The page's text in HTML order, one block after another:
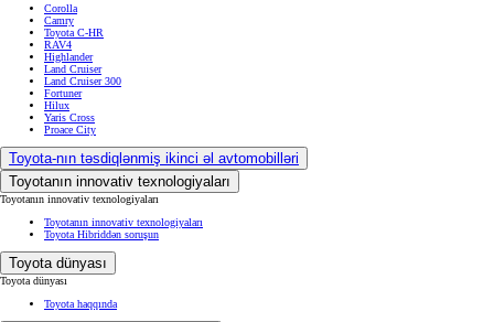
Corolla
Camry
Toyota C-HR
RAV4
Highlander
Land Cruiser
Land Cruiser 300
Fortuner
Hilux
Yaris Cross
Proace City
Toyota-nın təsdiqlənmiş ikinci əl avtomobilləri
Toyotanın innovativ texnologiyaları
Toyotanın innovativ texnologiyaları
Toyotanın innovativ texnologiyaları
Toyota Hibriddən soruşun
Toyota dünyası
Toyota dünyası
Toyota haqqında